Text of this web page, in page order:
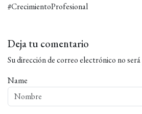
#CrecimientoProfesional
Deja tu comentario
Su dirección de correo electrónico no
Name